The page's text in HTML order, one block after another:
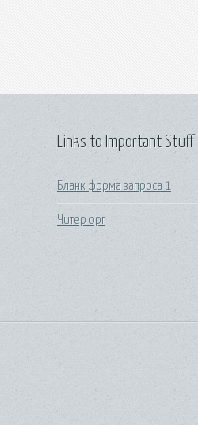
Links to Important Stuff
Бланк форма запроса 1
Читер орг